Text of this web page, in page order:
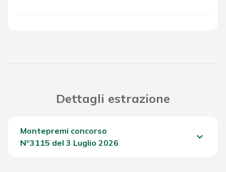
Dettagli estrazione
Montepremi concorso
Nº3115 del 3 Luglio 2026
keyboard_arrow_down